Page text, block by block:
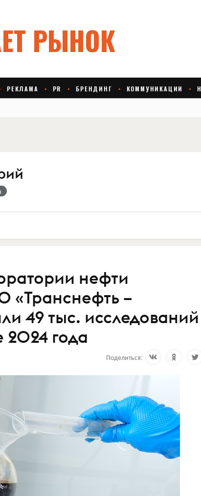
нефти
«Транснефть –
49 тыс. исследований
2024 года
Поделиться: